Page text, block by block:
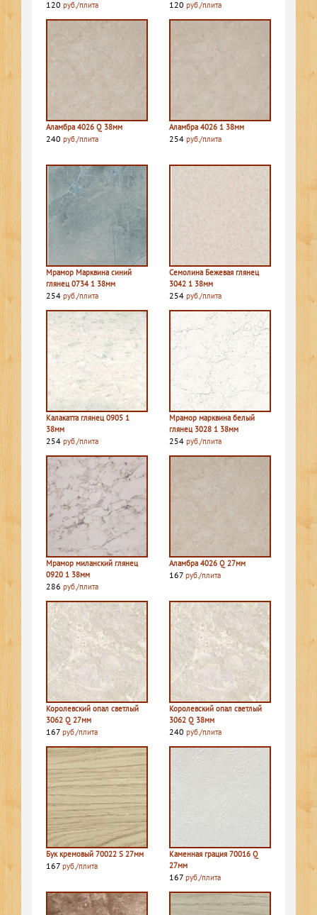
120 руб./плита 120 руб./плита
Аламбра 4026 Q 38мм
240 руб./плита
Аламбра 4026 1 38мм
254 руб./плита
Мрамор Марквина синий
глянец 0734 1 38мм
254 руб./плита
Семолина Бежевая глянец
3042 1 38мм
254 руб./плита
Калакатта глянец 0905 1
38мм
254 руб./плита
Мрамор марквина белый
глянец 3028 1 38мм
254 руб./плита
Мрамор миланский глянец
0920 1 38мм
286 руб./плита
Аламбра 4026 Q 27мм
167 руб./плита
Королевский опал светлый
3062 Q 27мм
167 руб./плита
Королевский опал светлый
3062 Q 38мм
240 руб./плита
Бук кремовый 70022 S 27мм
167 руб./плита
Каменная грация 70016 Q
27мм
167 руб./плита